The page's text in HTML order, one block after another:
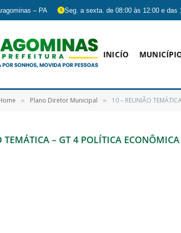
– PA Seg. a sexta. de 08:00 às 12:00 e das
INICÍO
» Plano Diretor Municipal » 10 – REUNIÃO
TEMÁTICA – GT 4 POLÍTICA